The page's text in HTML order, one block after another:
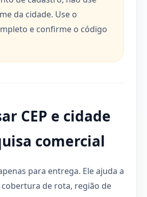
da cidade. Use o
e confirme o código
CEP e cidade
comercial
para entrega. Ele ajuda a
de rota, região de